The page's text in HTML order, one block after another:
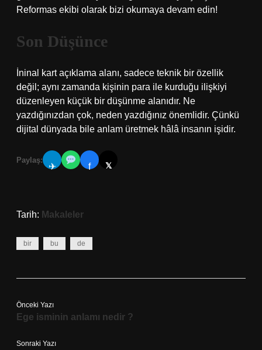
Reformas ekibi olarak bizi okumaya devam edin!
Son Düşünce
İninal kart açıklama alanı, sadece teknik bir özellik
değil; aynı zamanda kişinin para ile kurduğu ilişkiyi
düzenleyen küçük bir düşünme alanıdır. Ne
yazdığınızdan çok, neden yazdığınız önemlidir. Çünkü
dijital dünyada bile anlam üretmek hâlâ insanın işidir.
Paylaş:
✈ f 𝕏
Tarih: Makaleler
bir bu de
Önceki Yazı
Ege isminin anlamı nedir ?
Sonraki Yazı